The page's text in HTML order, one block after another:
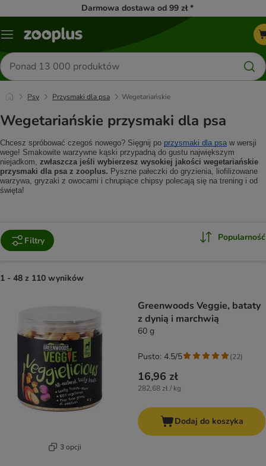
Darmowa dostawa od 99 zł *
Menu
Szukaj
produktów
Psy Przysmaki dla psa Wegetariańskie
Wegetariańskie przysmaki dla psa
Chcesz spróbować czegoś nowego? Sięgnij po przysmaki dla psa w wersji
wege! Smakowite warzywne kąski przypadną do gustu największym
niejadkom, zwłaszcza jeśli wybierzesz wysokiej jakości wegetariańskie
przysmaki dla psa z zooplus. Pyszne pałeczki do gryzienia, liofilizowane
warzywa, gryzaki z owocami i chrupiące chipsy polecają się na trening i od
święta!
Filtry Popularność
1 - 48 z 110 wyników
3 opcji
Greenwoods Veggie, bataty
z dynią i marchwią
60 g
16,96 zł
282,68 zł / kg
Pusto: 4.5/5 (22)
Dodaj do koszyka